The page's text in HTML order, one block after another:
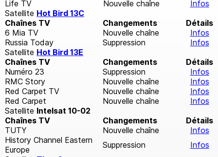
Life TV
Nouvelle chaîne
Infos
Satellite Hot Bird 13C
Chaînes TV
Changements
Détails
6 Mia TV
Nouvelle chaîne
Infos
Russia Today
Suppression
Infos
Satellite Hot Bird 13E
Chaînes TV
Changements
Détails
Numéro 23
Suppression
Infos
RMC Story
Nouvelle chaîne
Infos
Red Carpet TV
Nouvelle chaîne
Infos
Red Carpet
Nouvelle chaîne
Infos
Satellite Intelsat 10-02
Chaînes TV
Changements
Détails
TUTY
Nouvelle chaîne
Infos
History Channel Eastern
Europe
Suppression
Infos